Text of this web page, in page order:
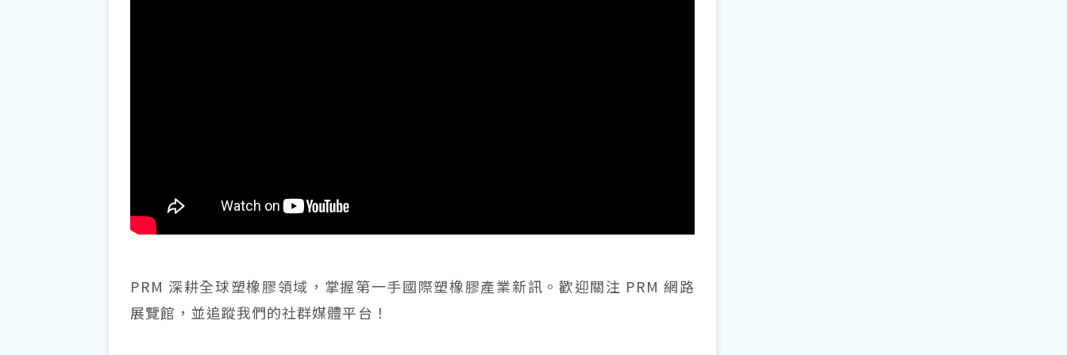
PRM 深耕全球塑橡膠領域，掌握第一手國際塑橡膠產業新訊。歡迎關注 PRM 網路
展覽館，並追蹤我們的社群媒體平台！